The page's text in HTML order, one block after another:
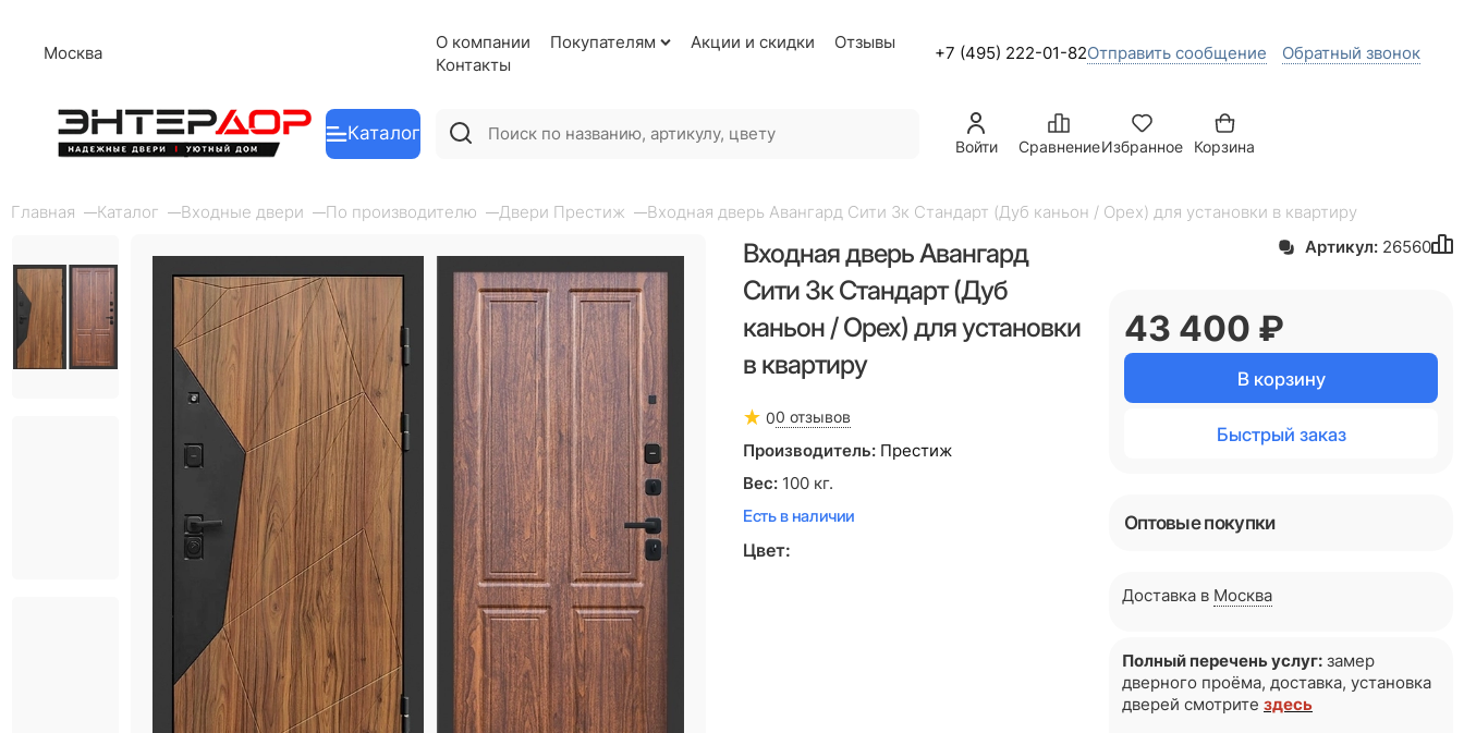
Москва
О компании Покупателям Акции и скидки
Отзывы
Контакты
+7 (495) 222-01-82Отправить сообщение Обратный звонок
Каталог
Войти СравнениеИзбранное Корзина
Главная Каталог Входные двери По производителю Двери Престиж Входная дверь Авангард Сити 3к Стандарт (Дуб каньон / Орех) для установки в квартиру
Входная дверь Авангард
Сити 3к Стандарт (Дуб
каньон / Орех) для установки
в квартиру
00 отзывов
Производитель: Престиж
Вес: 100 кг.
Есть в наличии
Цвет:
Артикул: 26560
43 400 ₽
В корзину
Быстрый заказ
Оптовые покупки
Доставка в Москва
Полный перечень услуг: замер
дверного проёма, доставка, установка
дверей смотрите здесь